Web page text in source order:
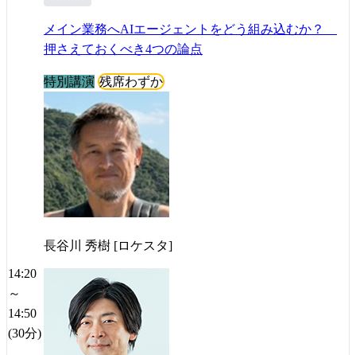
14:20
～
14:50
(30分)
メイン業務へAIエージェントをどう組み込むか？
押さえておくべき4つの論点
特別講演 残席わずか
長谷川 秀樹 [ロケスタ]